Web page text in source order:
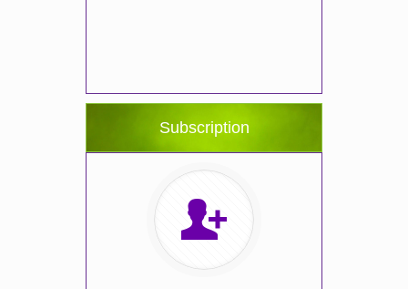
Subscription